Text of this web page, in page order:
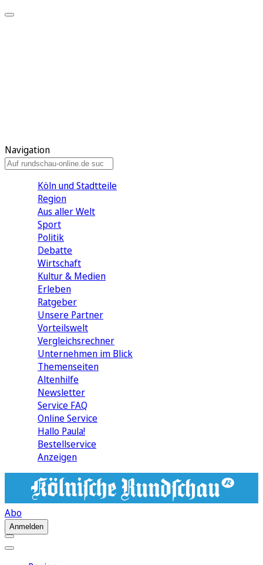
Navigation
Köln und Stadtteile
Region
Aus aller Welt
Sport
Politik
Debatte
Wirtschaft
Kultur & Medien
Erleben
Ratgeber
Unsere Partner
Vorteilswelt
Vergleichsrechner
Unternehmen im Blick
Themenseiten
Altenhilfe
Newsletter
Service FAQ
Online Service
Hallo Paula!
Bestellservice
Anzeigen
Abo
Anmelden